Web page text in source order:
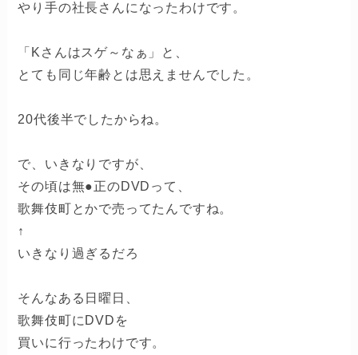
やり手の社長さんになったわけです。
「Kさんはスゲ～なぁ」と、
とても同じ年齢とは思えませんでした。
20代後半でしたからね。
で、いきなりですが、
その頃は無●正のDVDって、
歌舞伎町とかで売ってたんですね。
↑
いきなり過ぎるだろ
そんなある日曜日、
歌舞伎町にDVDを
買いに行ったわけです。